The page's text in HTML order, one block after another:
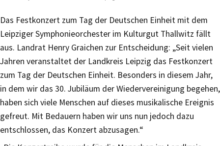
Das Festkonzert zum Tag der Deutschen Einheit mit dem
Leipziger Symphonieorchester im Kulturgut Thallwitz fällt
aus. Landrat Henry Graichen zur Entscheidung: „Seit vielen
Jahren veranstaltet der Landkreis Leipzig das Festkonzert
zum Tag der Deutschen Einheit. Besonders in diesem Jahr,
in dem wir das 30. Jubiläum der Wiedervereinigung begehen,
haben sich viele Menschen auf dieses musikalische Ereignis
gefreut. Mit Bedauern haben wir uns nun jedoch dazu
entschlossen, das Konzert abzusagen.“